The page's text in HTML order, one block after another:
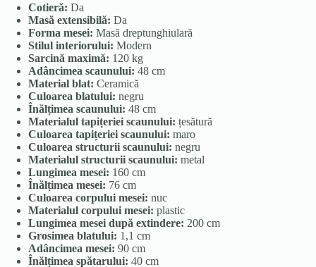
Cotieră: Da
Masă extensibilă: Da
Forma mesei: Masă dreptunghiulară
Stilul interiorului: Modern
Sarcină maximă: 120 kg
Adâncimea scaunului: 48 cm
Material blat: Ceramică
Culoarea blatului: negru
Înălțimea scaunului: 48 cm
Materialul tapițeriei scaunului: țesătură
Culoarea tapițeriei scaunului: maro
Culoarea structurii scaunului: negru
Materialul structurii scaunului: metal
Lungimea mesei: 160 cm
Înălțimea mesei: 76 cm
Culoarea corpului mesei: nuc
Materialul corpului mesei: plastic
Lungimea mesei după extindere: 200 cm
Grosimea blatului: 1,1 cm
Adâncimea mesei: 90 cm
Înălțimea spătarului: 40 cm